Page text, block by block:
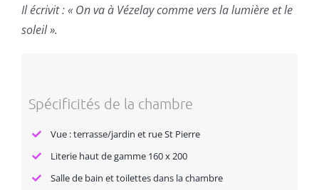
Il écrivit : « On va à Vézelay comme vers la lumière et le
soleil ».
Spécificités de la chambre
Vue : terrasse/jardin et rue St Pierre
Literie haut de gamme 160 x 200
Salle de bain et toilettes dans la chambre